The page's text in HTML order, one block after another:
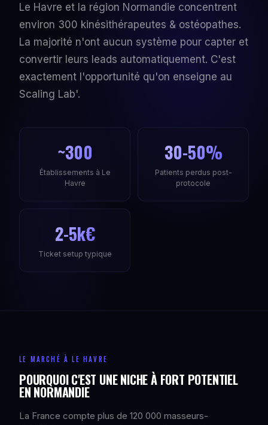
Le Havre et la région Normandie concentrent
environ 300 kinésithérapeutes & ostéopathes.
La majorité n'ont aucun système pour capter et
convertir leurs leads automatiquement. C'est
exactement l'opportunité qu'on enseigne au
Scaling Lab'.
~300
Établissements à Le
Havre
30-50%
Patients perdus post-
protocole
2-5k€
Ticket setup typique
LE MARCHÉ À LE HAVRE
POURQUOI C'EST UNE NICHE À FORT POTENTIEL
EN NORMANDIE
La France compte plus de 120 000 masseurs-